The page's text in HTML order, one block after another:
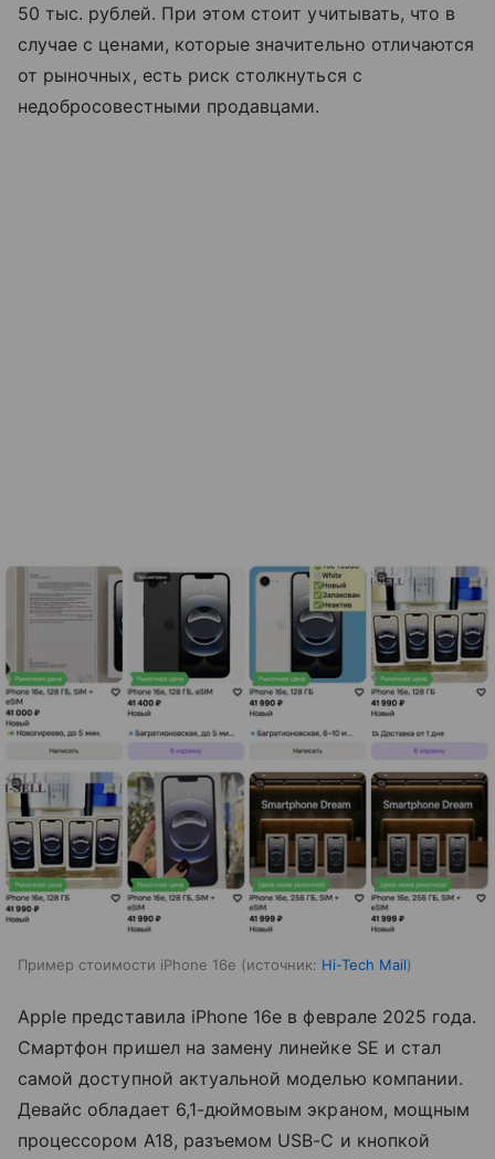
50 тыс. рублей. При этом стоит учитывать, что в
случае с ценами, которые значительно отличаются
от рыночных, есть риск столкнуться с
недобросовестными продавцами.
Пример стоимости iPhone 16e источник: Hi-Tech Mail
Apple представила iPhone 16e в феврале 2025 года.
Смартфон пришел на замену линейке SE и стал
самой доступной актуальной моделью компании.
Девайс обладает 6,1-дюймовым экраном, мощным
процессором A18, разъемом USB-C и кнопкой